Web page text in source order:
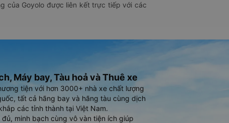
của Goyolo được liên kết trực tiếp với các
Máy bay, Tàu hoả và Thuê xe
tiện với hơn 3000+ nhà xe chất lượng
tất cả hãng bay và hãng tàu cùng dịch
các tỉnh thành tại Việt Nam.
minh bạch cùng vô vàn tiện ích giúp